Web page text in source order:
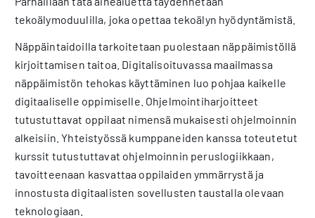
tekoälymoduulilla, joka opettaa tekoälyn hyödyntämistä.
Näppäintaidoilla tarkoitetaan puolestaan näppäimistöllä
kirjoittamisen taitoa. Digitalisoituvassa maailmassa
näppäimistön tehokas käyttäminen luo pohjaa kaikelle
digitaaliselle oppimiselle. Ohjelmointiharjoitteet
tutustuttavat oppilaat nimensä mukaisesti ohjelmoinnin
alkeisiin. Yhteistyössä kumppaneiden kanssa toteutetut
kurssit tutustuttavat ohjelmoinnin peruslogiikkaan,
tavoitteenaan kasvattaa oppilaiden ymmärrystä ja
innostusta digitaalisten sovellusten taustalla olevaan
teknologiaan.